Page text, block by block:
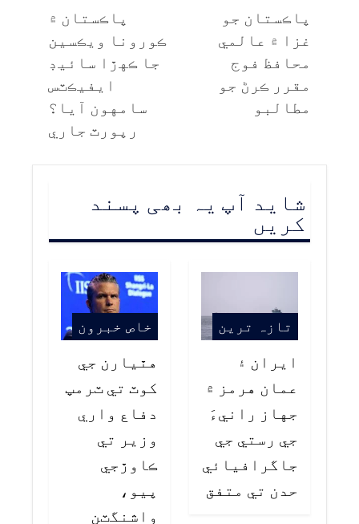
پاڪستان جو
غزا ۾ عالمي
محافظ فوج
مقرر ڪرڻ جو
مطالبو
پاڪستان ۾
ڪورونا ويڪسين
جا ڪهڙا سائيڊ
ايفيڪٽس
سامهون آيا؟
رپورٽ جاري
شاید آپ یہ بھی پسند
کریں
تازہ ترین
ايران ۽
عمان هرمز ۾
جهاز رانيءَ
جي رستي جي
جاگرافيائي
حدن تي متفق
خاص خبرون
هٿيارن جي
کوٽ تي ٽرمپ
دفاع واري
وزير تي
ڪاوڙجي
پيو،
واشنگٽن